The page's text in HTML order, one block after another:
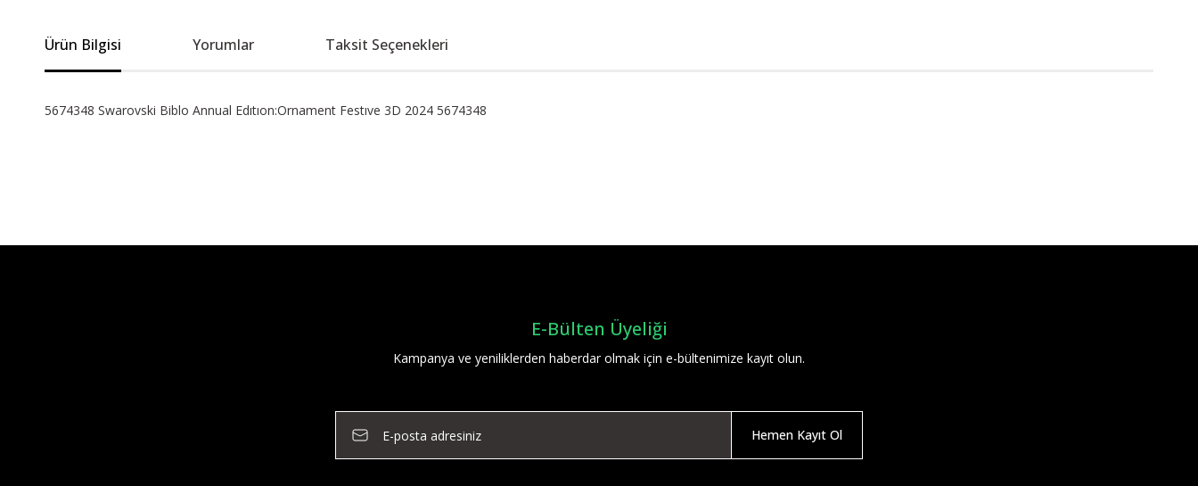
Ürün Bilgisi Yorumlar Taksit Seçenekleri
5674348 Swarovski Biblo Annual Edıtıon:Ornament Festıve 3D 2024 5674348
Yorum Yaz
E-Bülten Üyeliği
Kampanya ve yeniliklerden haberdar olmak için e-bültenimize kayıt olun.
Hemen Kayıt Ol